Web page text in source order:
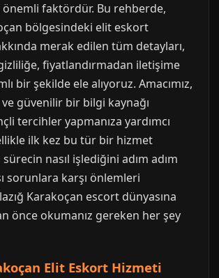
faktördür. Bu rehberde,
bölgesindeki elit eskort
merak edilen tüm detayları,
fiyatlandırmadan iletişime
bir şekilde ele alıyoruz. Amacımız,
güvenilir bir bilgi kaynağı
tercihler yapmanıza yardımcı
ilk kez bu tür bir hizmet
nasıl işlediğini adım adım
sorunlara karşı önlemleri
Karakoçan escort dünyasına
önce okumanız gereken her şey
Elit Eskort Hizmeti